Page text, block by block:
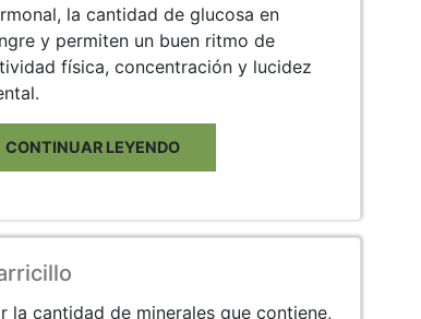
la cantidad de glucosa en
y permiten un buen ritmo de
física, concentración y lucidez
CONTINUAR LEYENDO
la cantidad de minerales que contiene,